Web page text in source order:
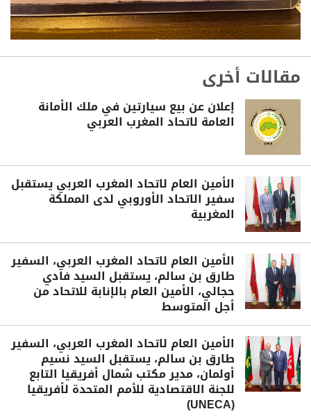
مقالات أخرى
إعلان عن بيع سيارتين في ملك الأمانة
العامة لاتحاد المغرب العربي
الأمين العام لاتحاد المغرب العربي يستقبل
سفير الاتحاد الأوروبي لدى المملكة
المغربية
الأمين العام لاتحاد المغرب العربي، السفير
طارق بن سالم، يستقبل السيد فادي
حجالي، الأمين العام بالإنابة للاتحاد من
أجل المتوسط
الأمين العام لاتحاد المغرب العربي، السفير
طارق بن سالم، يستقبل السيد نسيم
أولمان، مدير مكتب شمال أفريقيا التابع
للجنة الاقتصادية للأمم المتحدة لأفريقيا
(UNECA)